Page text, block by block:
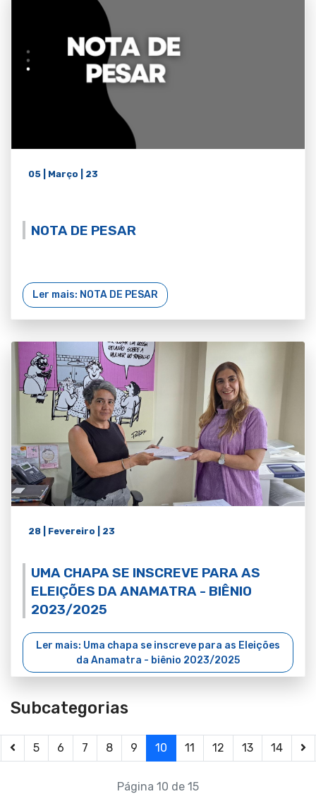
05 | Março | 23
NOTA DE PESAR
Ler mais: NOTA DE PESAR
28 | Fevereiro | 23
UMA CHAPA SE INSCREVE PARA AS
ELEIÇÕES DA ANAMATRA - BIÊNIO
2023/2025
Ler mais: Uma chapa se inscreve para as Eleições
da Anamatra - biênio 2023/2025
Subcategorias
5 6 7 8 9 10 11 12 13 14
Página 10 de 15